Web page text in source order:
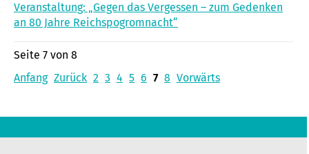
Veranstaltung: „Gegen das Vergessen – zum Gedenken
an 80 Jahre Reichspogromnacht“
Seite 7 von 8
Anfang Zurück 2 3 4 5 6 7 8 Vorwärts